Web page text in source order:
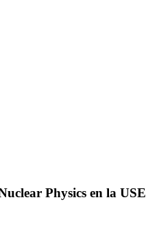
Physics en la USE